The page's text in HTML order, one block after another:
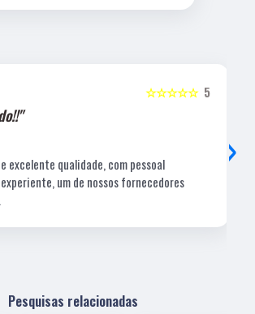
5
☆☆☆☆☆
excelente qualidade, com pessoal
um de nossos fornecedores
›
Pesquisas relacionadas